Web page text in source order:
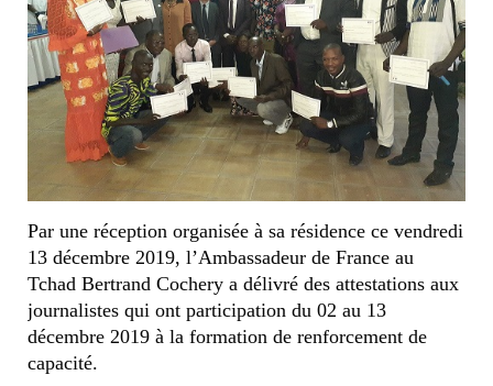
Par une réception organisée à sa résidence ce vendredi
13 décembre 2019, l’Ambassadeur de France au
Tchad Bertrand Cochery a délivré des attestations aux
journalistes qui ont participation du 02 au 13
décembre 2019 à la formation de renforcement de
capacité.